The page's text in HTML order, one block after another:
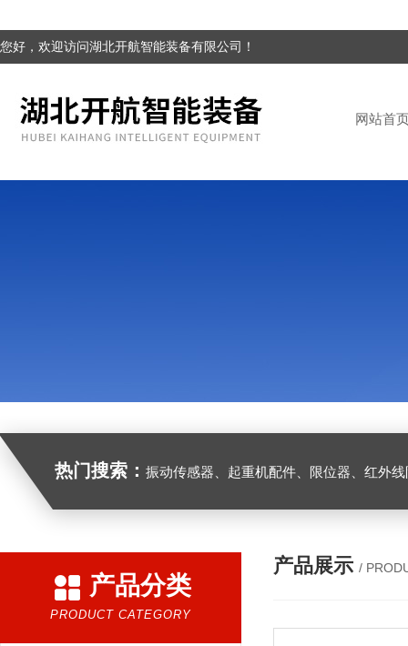
您好，欢迎访问湖北开航智能装备有限公司！
网站首
热门搜索： 振动传感器、起重机配件、限位器、红外线防撞器
产品分类
PRODUCT CATEGORY
产品展示 /